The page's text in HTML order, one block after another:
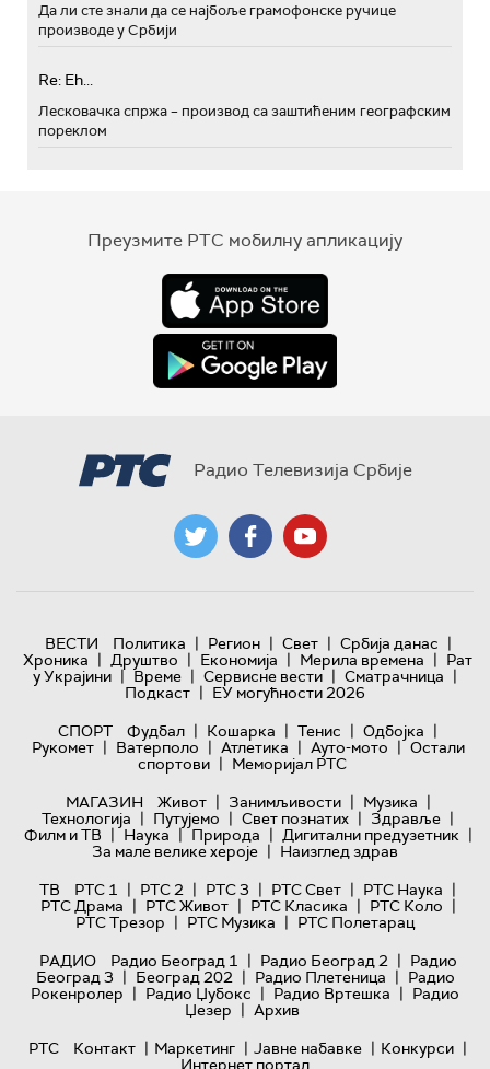
Да ли сте знали да се најбоље грамофонске ручице
производе у Србији
Re: Eh...
Лесковачка спржа – производ са заштићеним географским
пореклом
Преузмите РТС мобилну апликацију
Радио Телевизија Србије
ВЕСТИ Политика | Регион | Свет | Србија данас |
Хроника | Друштво | Економија | Мерила времена | Рат
у Украјини | Време | Сервисне вести | Сматрачница |
Подкаст | ЕУ могућности 2026
СПОРТ
Фудбал | Кошарка | Тенис | Одбојка |
Рукомет | Ватерполо | Атлетика | Ауто-мото | Остали
спортови | Меморијал РТС
МАГАЗИН
Живот | Занимљивости | Музика |
Технологијa | Путујемо | Свет познатих | Здравље |
Филм и ТВ | Наука | Природа | Дигитални предузетник |
За мале велике хероје | Наизглед здрав
ТВ
РТС 1 | РТС 2 | РТС 3 | РТС Свет | РТС Наука |
РТС Драма | РТС Живот | РТС Класика | РТС Коло |
РТС Трезор | РТС Музика | РТС Полетарац
РАДИО
Радио Београд 1 | Радио Београд 2 | Радио
Београд 3 | Београд 202 | Радио Плетеница | Радио
Рокенролер | Радио Џубокс | Радио Вртешка | Радио
Џезер | Архив
РТС
Контакт | Маркетинг | Јавне набавке | Конкурси |
Интернет портал